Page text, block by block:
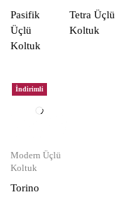
Pasifik
Üçlü
Koltuk
Tetra Üçlü
Koltuk
İndirimli
Modern Üçlü
Koltuk
Torino